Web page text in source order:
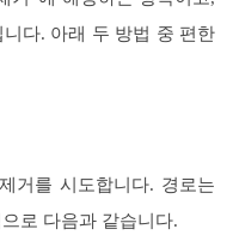
다. 아래 두 방법 중 편한
거를 시도합니다. 경로는
로 다음과 같습니다.